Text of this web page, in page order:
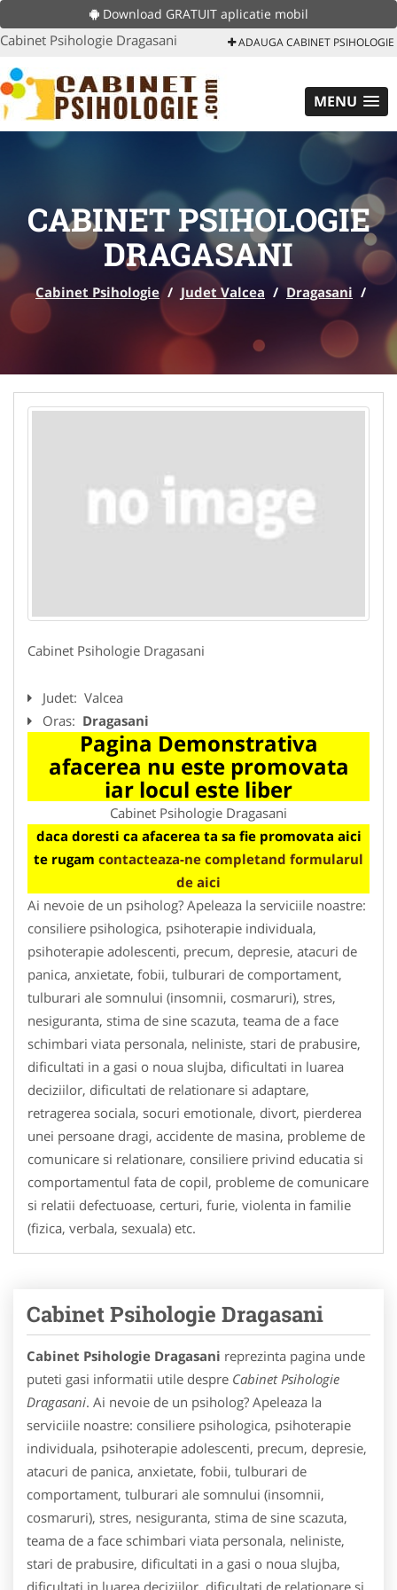
Download GRATUIT aplicatie mobil
Cabinet Psihologie Dragasani ADAUGA CABINET PSIHOLOGIE
MENU
CABINET PSIHOLOGIE
DRAGASANI
Cabinet Psihologie / Judet Valcea / Dragasani /
Cabinet Psihologie Dragasani
Judet: Valcea
Oras: Dragasani
Pagina Demonstrativa
afacerea nu este promovata
iar locul este liber
Cabinet Psihologie Dragasani
daca doresti ca afacerea ta sa fie promovata aici
te rugam contacteaza-ne completand formularul
de aici
Ai nevoie de un psiholog? Apeleaza la serviciile noastre:
consiliere psihologica, psihoterapie individuala,
psihoterapie adolescenti, precum, depresie, atacuri de
panica, anxietate, fobii, tulburari de comportament,
tulburari ale somnului (insomnii, cosmaruri), stres,
nesiguranta, stima de sine scazuta, teama de a face
schimbari viata personala, neliniste, stari de prabusire,
dificultati in a gasi o noua slujba, dificultati in luarea
deciziilor, dificultati de relationare si adaptare,
retragerea sociala, socuri emotionale, divort, pierderea
unei persoane dragi, accidente de masina, probleme de
comunicare si relationare, consiliere privind educatia si
comportamentul fata de copil, probleme de comunicare
si relatii defectuoase, certuri, furie, violenta in familie
(fizica, verbala, sexuala) etc.
Cabinet Psihologie Dragasani
Cabinet Psihologie Dragasani reprezinta pagina unde
puteti gasi informatii utile despre Cabinet Psihologie
Dragasani. Ai nevoie de un psiholog? Apeleaza la
serviciile noastre: consiliere psihologica, psihoterapie
individuala, psihoterapie adolescenti, precum, depresie,
atacuri de panica, anxietate, fobii, tulburari de
comportament, tulburari ale somnului (insomnii,
cosmaruri), stres, nesiguranta, stima de sine scazuta,
teama de a face schimbari viata personala, neliniste,
stari de prabusire, dificultati in a gasi o noua slujba,
dificultati in luarea deciziilor, dificultati de relationare si